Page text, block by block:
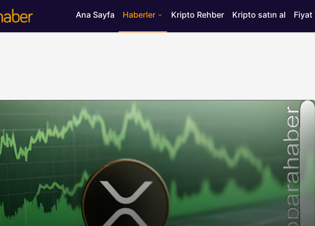
Ana Sayfa Haberler Kripto Rehber Kripto satın al Fiyat
BITCOIN HABERLERI HABERLER